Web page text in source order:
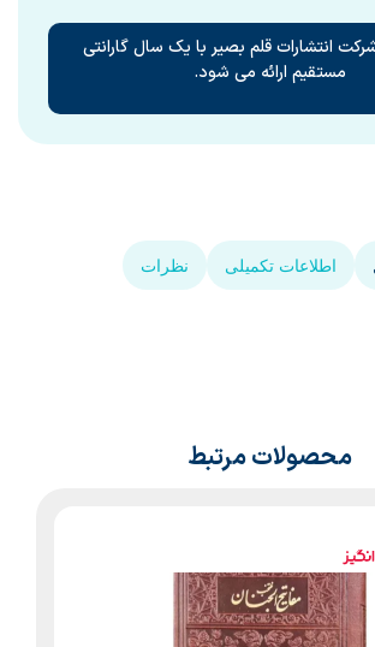
انتشارات قلم بصیر با یک سال گارانتی
مستقیم ارائه می شود.
اطلاعات تکمیلی نظرات
محصولات مرتبط